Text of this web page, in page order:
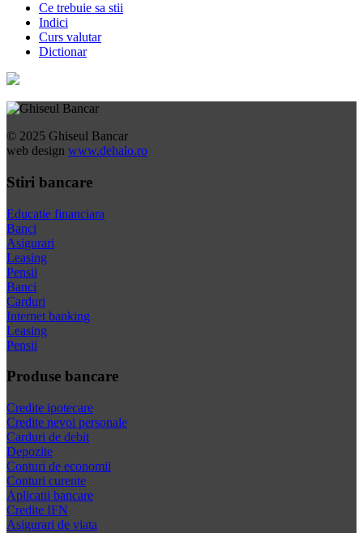
Ce trebuie sa stii
Indici
Curs valutar
Dictionar
© 2025 Ghiseul Bancar
web design www.dehalo.ro
Stiri bancare
Educatie financiara
Banci
Asigurari
Leasing
Pensii
Banci
Carduri
Internet banking
Leasing
Pensii
Produse bancare
Credite ipotecare
Credite nevoi personale
Carduri de debit
Depozite
Conturi de economii
Conturi curente
Aplicatii bancare
Credite IFN
Asigurari de viata